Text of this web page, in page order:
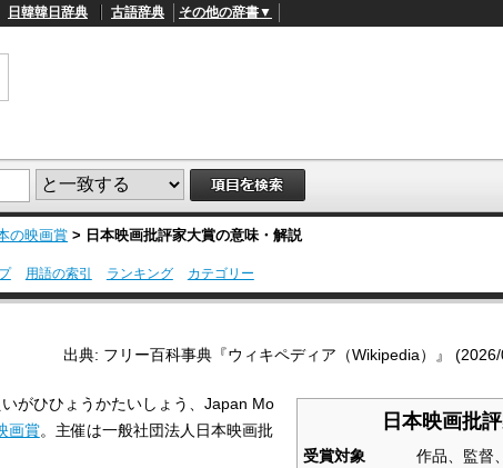
日韓韓日辞典 古語辞典 その他の辞書▼
の映画賞 > 日本映画批評家大賞の意味・解説
/
L
d
e
4
9
.
用語の索引 ランキング カテゴリー
出典: フリー百科事典『ウィキペディア（Wikipedia）』
日本映画批
受賞対象
作品、監督
がひひょうかたいしょう、Japan Mo
画賞。主催は一般社団法人日本映画批